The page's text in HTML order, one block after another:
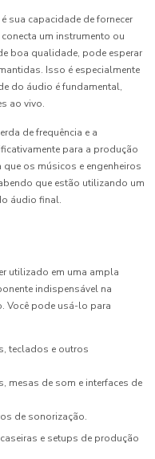
sua capacidade de fornecer
um instrumento ou
boa qualidade, pode esperar
Isso é especialmente
do áudio é fundamental,
ao vivo.
de frequência e a
para a produção
os músicos e engenheiros
que estão utilizando um
áudio final.
utilizado em uma ampla
indispensável na
Você pode usá-lo para
teclados e outros
mesas de som e interfaces de
de sonorização.
e setups de produção